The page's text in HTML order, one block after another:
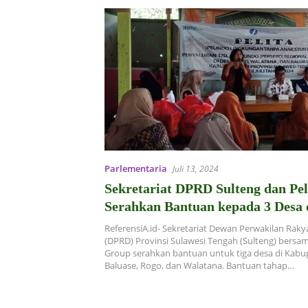
Parlementaria Juli 13, 2024
Sekretariat DPRD Sulteng dan
Serahkan Bantuan kepada 3 Desa
ReferensiA.id- Sekretariat Dewan Perwakilan
(DPRD) Provinsi Sulawesi Tengah (Sulteng)
Group serahkan bantuan untuk tiga desa di
Baluase, Rogo, dan Walatana. Bantuan tahap…